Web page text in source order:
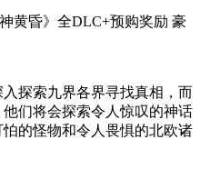
探索九界各界寻找真相，而
们将会探索令人惊叹的神话
的怪物和令人畏惧的北欧诸